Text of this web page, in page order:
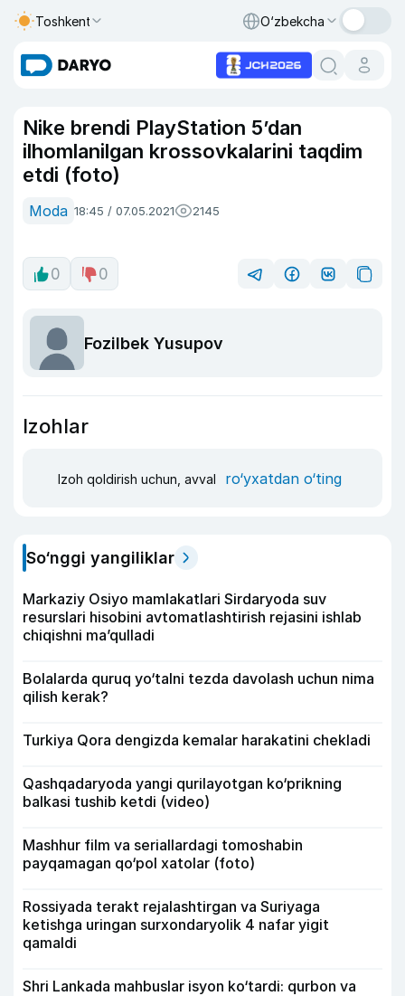
Toshkent O‘zbekcha
Nike brendi PlayStation 5’dan
ilhomlanilgan krossovkalarini taqdim
etdi (foto)
Moda 18:45 / 07.05.2021 2145
0 0
Fozilbek Yusupov
Izohlar
Izoh qoldirish uchun, avval ro‘yxatdan o‘ting
So‘nggi yangiliklar
Markaziy Osiyo mamlakatlari Sirdaryoda suv
resurslari hisobini avtomatlashtirish rejasini ishlab
chiqishni ma’qulladi
Bolalarda quruq yo‘talni tezda davolash uchun nima
qilish kerak?
Turkiya Qora dengizda kemalar harakatini chekladi
Qashqadaryoda yangi qurilayotgan ko‘prikning
balkasi tushib ketdi (video)
Mashhur film va seriallardagi tomoshabin
payqamagan qo‘pol xatolar (foto)
Rossiyada terakt rejalashtirgan va Suriyaga
ketishga uringan surxondaryolik 4 nafar yigit
qamaldi
Shri Lankada mahbuslar isyon ko‘tardi: qurbon va